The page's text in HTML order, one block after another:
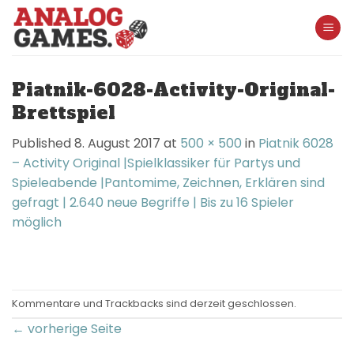
Skip
content
Piatnik-6028-Activity-Original-
Brettspiel
Published8. August 2017 at 500 × 500 in Piatnik 6028
– Activity Original |Spielklassiker für Partys und
Spieleabende |Pantomime, Zeichnen, Erklären sind
gefragt | 2.640 neue Begriffe | Bis zu 16 Spieler
möglich
Kommentare und Trackbacks sind derzeit geschlossen.
← vorherige Seite